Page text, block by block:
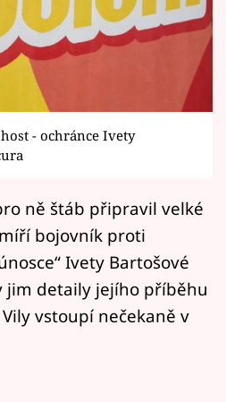
Vary
- ochránce Ivety
ně štáb připravil velké
bojovník proti
Ivety Bartošové
jim detaily jejího příběhu
vstoupí nečekaně v